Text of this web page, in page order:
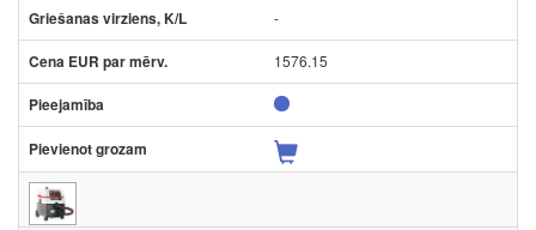
-
1576.15